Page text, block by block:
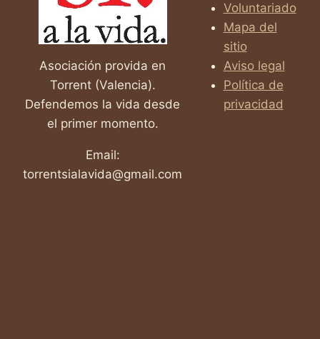
Asociación provida en
Torrent (Valencia).
Defendemos la vida desde
el primer momento.
Email:
torrentsialavida@gmail.com
Voluntariado
Mapa del
sitio
Aviso legal
Política de
privacidad